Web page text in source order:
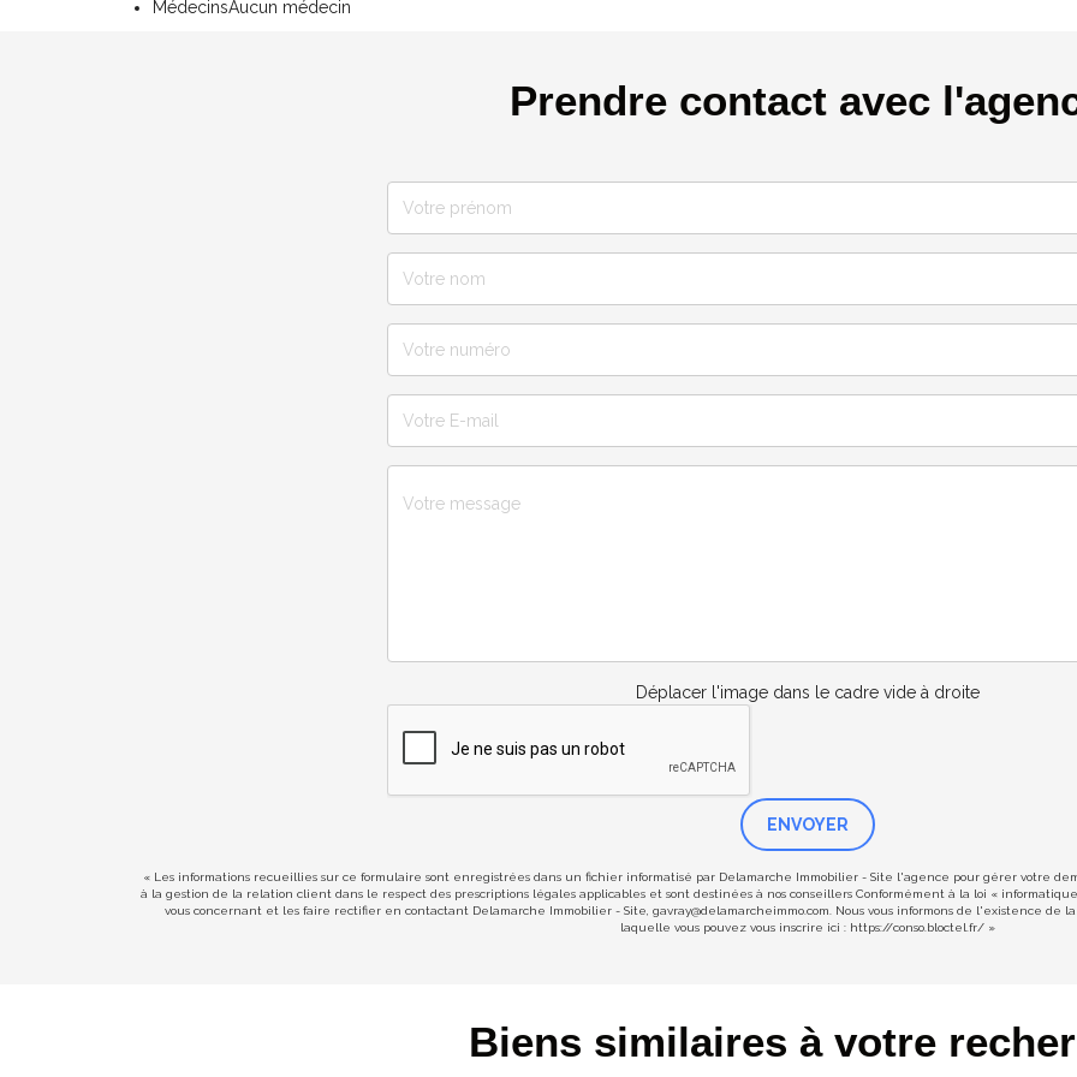
MédecinsAucun médecin
Prendre contact avec
Déplacer l'image dans le cadre vide à droite
ENVOYER
« Les informations recueillies sur ce formulaire sont enregistrées dans un fichier informatisé par Delamarche Immobilier - Site l'agence pour gérer votre
à la gestion de la relation client dans le respect des prescriptions légales applicables et sont destinées à nos conseillers Conformément à la loi «
vous concernant et les faire rectifier en contactant Delamarche Immobilier - Site, gavray@delamarcheimmo.com. Nous vous informons de l'existence de
laquelle vous pouvez vous inscrire ici : https://conso.bloctel.fr/ »
Biens similaires à votre